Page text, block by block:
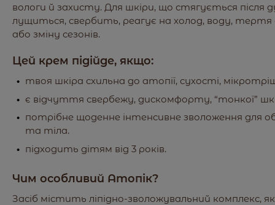
вологи й захисту. Для шкіри, що стягується після
лущиться, свербить, реагує на холод, воду, тертя
або зміну сезонів.
Цей крем підійде, якщо:
твоя шкіра схильна до атопії, сухості,
є відчуття свербежу, дискомфорту, “тонкої”
потрібне щоденне інтенсивне зволоження для
та тіла.
підходить дітям від 3 років.
Чим особливий Атопік?
Засіб містить ліпідно-зволожувальний комплекс,